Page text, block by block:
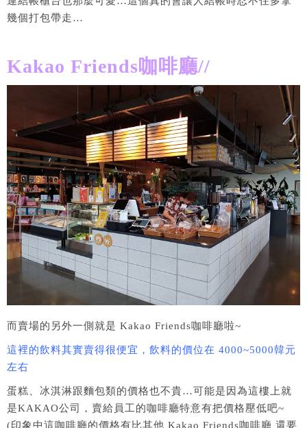
幾個打包帶走…
Kakao Friends咖啡廳//
而賣場的另外一側就是 Kakao Friends咖啡廳啦~
這裡的飲料其實賣得很便宜，飲料的價位在 4000~5000韓元
左右
蛋糕、冰淇淋跟麵包類的價格也不貴…可能是因為這樓上就
是KAKAO公司，賣給員工的咖啡廳特意有把價格壓低吧~
(印象中這咖啡廳的價格有比其他 Kakao Friends咖啡廳 還要